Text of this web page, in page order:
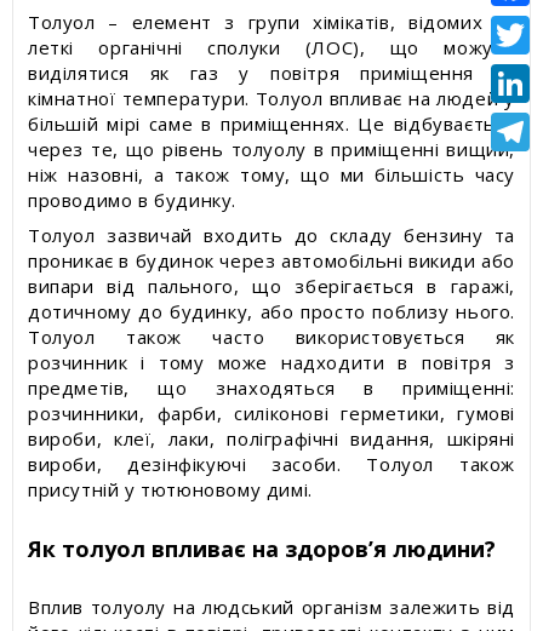
Толуол – елемент з групи хімікатів, відомих як
леткі органічні сполуки (ЛОС), що можуть
виділятися як газ у повітря приміщення за
кімнатної температури. Толуол впливає на людей у
більшій мірі саме в приміщеннях. Це відбувається
через те, що рівень толуолу в приміщенні вищий,
ніж назовні, а також тому, що ми більшість часу
проводимо в будинку.
Толуол зазвичай входить до складу бензину та
проникає в будинок через автомобільні викиди або
випари від пального, що зберігається в гаражі,
дотичному до будинку, або просто поблизу нього.
Толуол також часто використовується як
розчинник і тому може надходити в повітря з
предметів, що знаходяться в приміщенні:
розчинники, фарби, силіконові герметики, гумові
вироби, клеї, лаки, поліграфічні видання, шкіряні
вироби, дезінфікуючі засоби. Толуол також
присутній у тютюновому димі.
Як толуол впливає на здоров’я людини?
Вплив толуолу на людський організм залежить від
Контакти
Науково про властивості води
Еколого-гігієнічна експертиза
Екологія
Безпека харчування
Статті про товари та послуги
Статті про вимірювальні прилади
Прес-релізи, пост-релізи
Відеоновини
Гідрофобізатори